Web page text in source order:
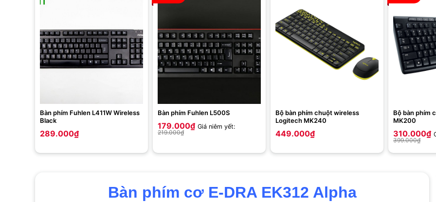
Bàn phím Fuhlen L411W Wireless
Black
289.000₫
Bàn phím Fuhlen L500S
179.000₫ Giá niêm yết:
219.000₫
Bộ bàn phím chuột wireless
Logitech MK240
449.000₫
Bộ bàn phím
MK200
310.000₫
399.000₫
Bàn phím cơ E-DRA EK312 Alpha